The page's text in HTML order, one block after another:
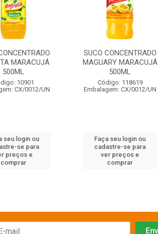
MARACUJÁ
500ML
10901
CX/0012/UN
seu login ou
se para
preços e
comprar
SUCO CONCENTRADO
MAGUARY MARACUJÁ
500ML
Código: 118619
Embalagem: CX/0012/UN
Faça seu login ou
cadastre-se para
ver preços e
comprar